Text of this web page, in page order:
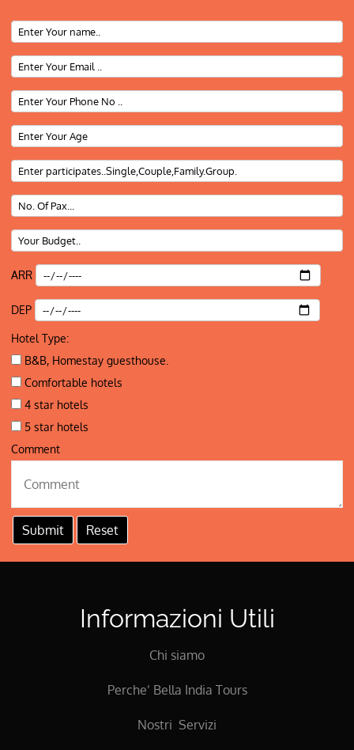
ARR
DEP
Hotel Type:
B&B, Homestay guesthouse.
Comfortable hotels
4 star hotels
5 star hotels
Comment
Informazioni Utili
Chi siamo
Perche’ Bella India Tours
Nostri Servizi